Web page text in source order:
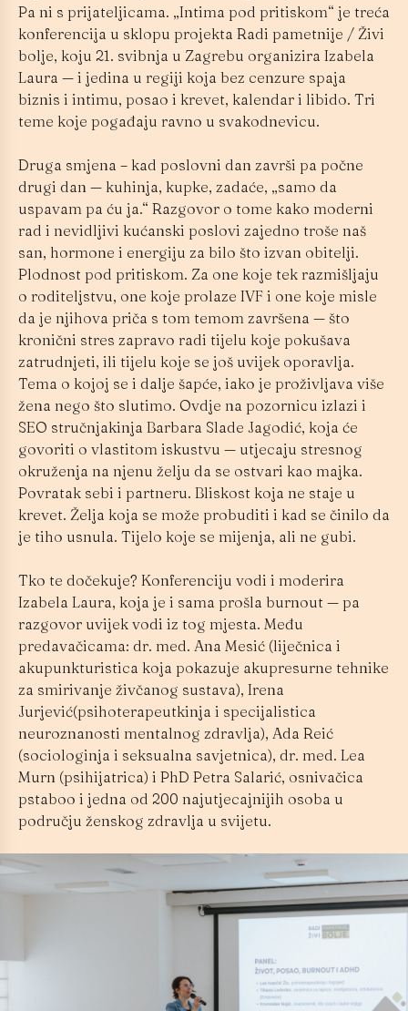
Pa ni s prijateljicama. „Intima pod pritiskom“ je treća
konferencija u sklopu projekta Radi pametnije / Živi
bolje, koju 21. svibnja u Zagrebu organizira Izabela
Laura — i jedina u regiji koja bez cenzure spaja
biznis i intimu, posao i krevet, kalendar i libido. Tri
teme koje pogađaju ravno u svakodnevicu.
Druga smjena – kad poslovni dan završi pa počne
drugi dan — kuhinja, kupke, zadaće, „samo da
uspavam pa ću ja.“ Razgovor o tome kako moderni
rad i nevidljivi kućanski poslovi zajedno troše naš
san, hormone i energiju za bilo što izvan obitelji.
Plodnost pod pritiskom. Za one koje tek razmišljaju
o roditeljstvu, one koje prolaze IVF i one koje misle
da je njihova priča s tom temom završena — što
kronični stres zapravo radi tijelu koje pokušava
zatrudnjeti, ili tijelu koje se još uvijek oporavlja.
Tema o kojoj se i dalje šapće, iako je proživljava više
žena nego što slutimo. Ovdje na pozornicu izlazi i
SEO stručnjakinja Barbara Slade Jagodić, koja će
govoriti o vlastitom iskustvu — utjecaju stresnog
okruženja na njenu želju da se ostvari kao majka.
Povratak sebi i partneru. Bliskost koja ne staje u
krevet. Želja koja se može probuditi i kad se činilo da
je tiho usnula. Tijelo koje se mijenja, ali ne gubi.
Tko te dočekuje? Konferenciju vodi i moderira
Izabela Laura, koja je i sama prošla burnout — pa
razgovor uvijek vodi iz tog mjesta. Među
predavačicama: dr. med. Ana Mesić (liječnica i
akupunkturistica koja pokazuje akupresurne tehnike
za smirivanje živčanog sustava), Irena
Jurjević(psihoterapeutkinja i specijalistica
neuroznanosti mentalnog zdravlja), Ada Reić
(sociologinja i seksualna savjetnica), dr. med. Lea
Murn (psihijatrica) i PhD Petra Salarić, osnivačica
pstaboo i jedna od 200 najutjecajnijih osoba u
području ženskog zdravlja u svijetu.